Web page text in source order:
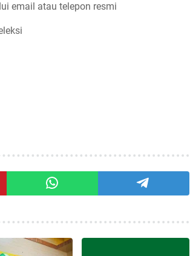
email atau telepon resmi